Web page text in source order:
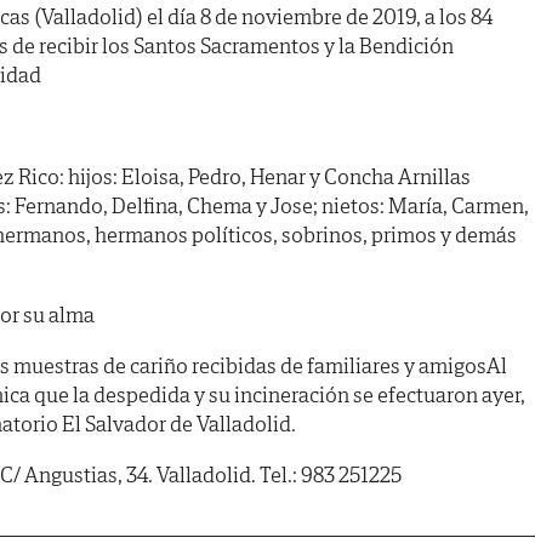
(Valladolid) el día 8 de noviembre de 2019, a los 84
de recibir los Santos Sacramentos y la Bendición
Rico: hijos: Eloisa, Pedro, Henar y Concha Arnillas
Fernando, Delfina, Chema y Jose; nietos: María, Carmen,
hermanos políticos, sobrinos, primos y demás
su alma
muestras de cariño recibidas de familiares y amigosAl
que la despedida y su incineración se efectuaron ayer,
El Salvador de Valladolid.
Angustias, 34. Valladolid. Tel.: 983 251225